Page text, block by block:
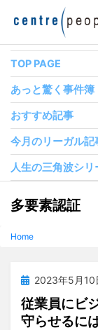
テ
TOP PAGE
あっと驚く事件簿
おすすめ記事
今月のリーガル記
人生の三角波シリ
タグ
:
多要素認証
Home
投
稿
日:
2023年5月10
従業員にビ
守らせるに